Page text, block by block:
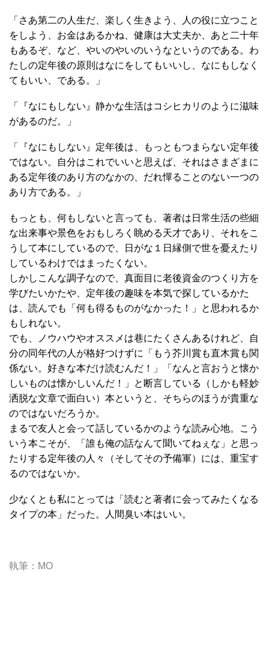
「さあ第二の人生だ、楽しく生きよう、人の役に立つこと
をしよう、お金はあるかね、健康は大丈夫か、あと二十年
もあるぞ、など、やいのやいのいうなというのである。わ
たしの定年後の原則はなにをしてもいいし、なにもしなく
てもいい、である。」
「『なにもしない』静かな生活はコシヒカリのように滋味
があるのだ。」
「『なにもしない』定年後は、もっともつまらない定年後
ではない。自分はこれでいいと思えば、それはさまざまに
ある定年後のあり方のなかの、だれ憚ることのない一つの
あり方である。」
もっとも、何もしないと言っても、著者は日常生活の些細
な出来事や景色をおもしろく眺める天才であり、それをこ
うして本にしているので、日がな１日縁側で世を憂えたり
しているわけではまったくない。
しかしこんな調子なので、真面目に老後資金のつくり方を
学びたいかたや、定年後の趣味を本気で探しているかた
は、読んでも「何も得るものがなかった！」と思われるか
もしれない。
でも、ノウハウやオススメは巷にたくさんあるけれど、自
分の同年代の人が格好つけずに「もう芥川賞も直木賞も関
係ない。好きな本だけ読むんだ！」「なんと言おうと懐か
しいものは懐かしいんだ！」と断言している（しかも軽妙
洒脱な文章で面白い）本というと、そちらのほうが貴重な
のではないだろうか。
まるで友人と会って話しているかのような読み心地。こう
いう本こそが、「誰も俺の話なんて聞いてねぇな」と思っ
たりする定年後の人々（そしてその予備軍）には、重宝す
るのではないか。
少なくとも私にとっては「読むと著者に会ってみたくなる
タイプの本」だった。人間臭い本はいい。
執筆：MO